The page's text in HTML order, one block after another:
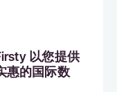
以您提供
惠的国际数